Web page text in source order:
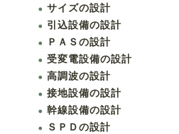
サイズの設計
引込設備の設計
ＰＡＳの設計
受変電設備の設計
高調波の設計
接地設備の設計
幹線設備の設計
ＳＰＤの設計